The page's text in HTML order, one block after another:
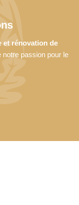
et rénovation de
notre passion pour le